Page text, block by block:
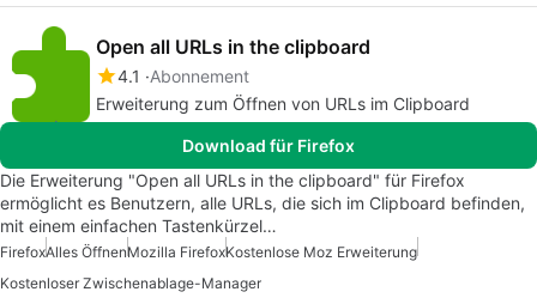
Open all URLs in the clipboard
4.1
Abonnement
Erweiterung zum Öffnen von URLs im Clipboard
Download für Firefox
Die Erweiterung "Open all URLs in the clipboard" für Firefox
ermöglicht es Benutzern, alle URLs, die sich im Clipboard befinden,
mit einem einfachen Tastenkürzel…
FirefoxAlles ÖffnenMozilla FirefoxKostenlose Moz Erweiterung
Kostenloser Zwischenablage-Manager